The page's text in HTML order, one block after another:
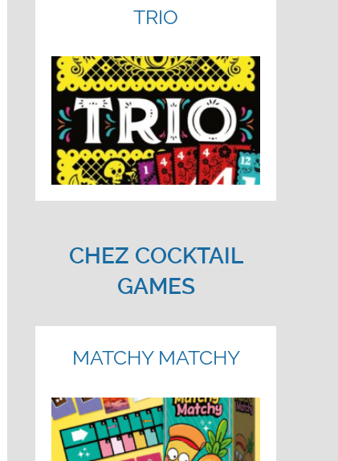
TRIO
CHEZ COCKTAIL
GAMES
MATCHY MATCHY